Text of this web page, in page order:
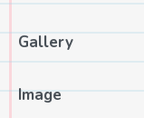
Gallery
Image